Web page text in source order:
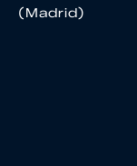
(Madrid)